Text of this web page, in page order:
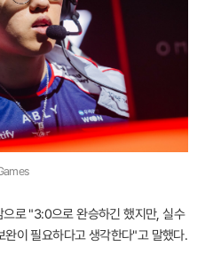
로 "3:0으로 완승하긴 했지만, 실수
이 필요하다고 생각한다"고 말했다.